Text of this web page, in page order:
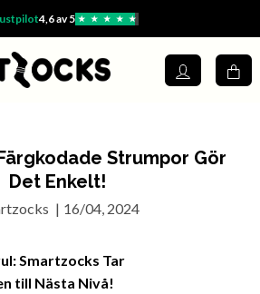
4,6 av 5 ★ ★ ★ ★ ★
Strumpor Gör
Det Enkelt!
| 16/04, 2024
Smartzocks Tar
till Nästa Nivå!